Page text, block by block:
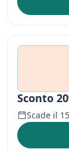
Sconto
Scade il